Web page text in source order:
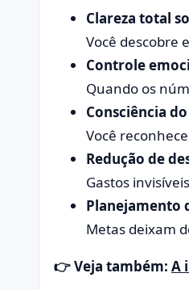
Clareza total
Você descobre
Controle
Quando os
Consciência
Você
Redução de
Gastos
Planejamento
Metas deixam
👉 Veja também: A